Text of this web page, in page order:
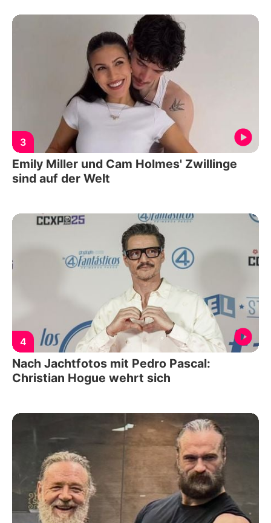
3
Emily Miller und Cam Holmes' Zwillinge
sind auf der Welt
4
Nach Jachtfotos mit Pedro Pascal:
Christian Hogue wehrt sich